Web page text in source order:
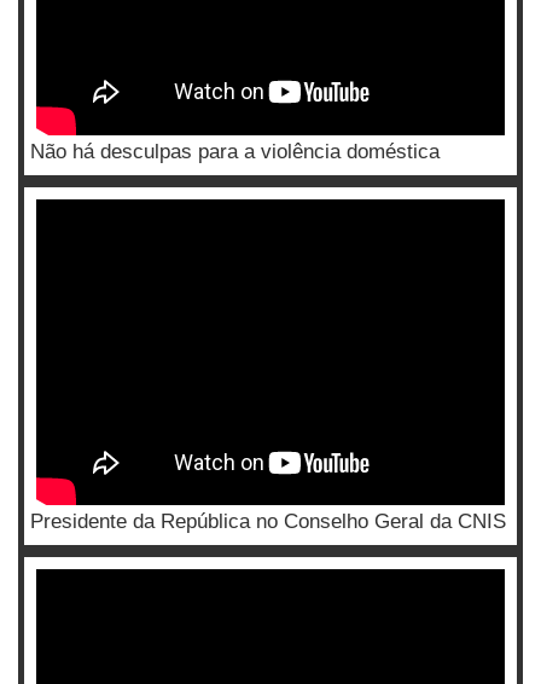
Não há desculpas para a violência doméstica
Presidente da República no Conselho Geral da CNIS